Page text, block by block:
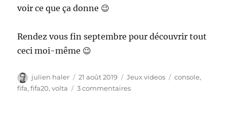
voir ce que ça donne 😉
Rendez vous fin septembre pour découvrir tout
ceci moi-même 😉
Auteur
julien haler
Publié
le
21 août 2019 Catégories
Jeux videos Étiquettes
console,
fifa,fifa20,volta 3 commentairessur